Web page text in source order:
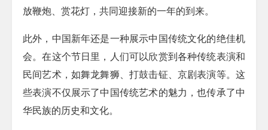
放鞭炮、赏花灯，共同迎接新的一年的到来。
此外，中国新年还是一种展示中国传统文化的绝佳机
会。在这个节日里，人们可以欣赏到各种传统表演和
民间艺术，如舞龙舞狮、打鼓击钲、京剧表演等。这
些表演不仅展示了中国传统艺术的魅力，也传承了中
华民族的历史和文化。